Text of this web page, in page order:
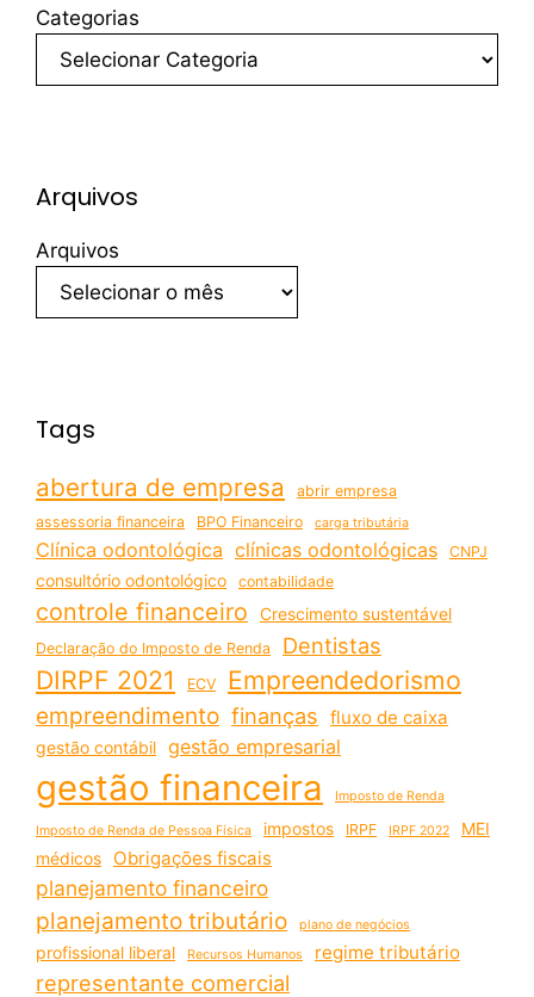
Categorias
Arquivos
Arquivos
Tags
abertura de empresa
abrir empresa
assessoria financeira
BPO Financeiro carga tributária
Clínica odontológica clínicas odontológicas CNPJ
consultório odontológico contabilidade
controle financeiro Crescimento sustentável
Declaração do Imposto de Renda Dentistas
DIRPF 2021 ECV Empreendedorismo
empreendimento finanças fluxo de caixa
gestão contábil gestão empresarial
gestão financeira Imposto de Renda
Imposto de Renda de Pessoa Física impostos IRPF IRPF 2022
MEI
médicos
Obrigações fiscais
planejamento financeiro
planejamento tributário plano de negócios
profissional liberal Recursos Humanos regime tributário
representante comercial